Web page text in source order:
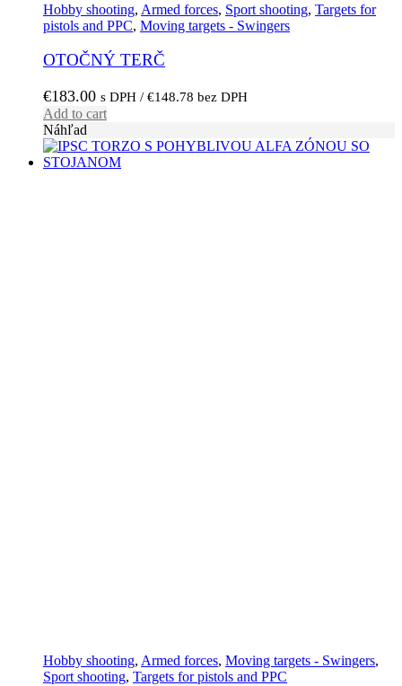
Hobby shooting, Armed forces, Sport shooting, Targets for
pistols and PPC, Moving targets - Swingers
OTOČNÝ TERČ
€183.00 s DPH / €148.78 bez DPH
Add to cart
Náhľad
Hobby shooting, Armed forces, Moving targets - Swingers,
Sport shooting, Targets for pistols and PPC